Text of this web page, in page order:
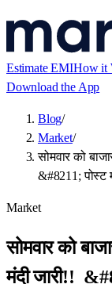
Estimate EMIHow it
Download the App
Blog/
Market/
सोमवार को
&#8211; पोस्ट
Market
सोमवार को
मंदी जारी!!